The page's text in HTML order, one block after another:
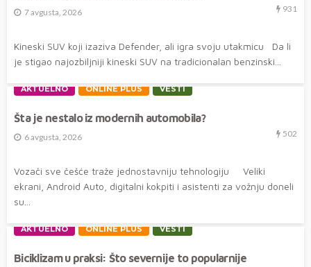
7 avgusta, 2026 931
Kineski SUV koji izaziva Defender, ali igra svoju utakmicu Da li
je stigao najozbiljniji kineski SUV na tradicionalan benzinski...
AKTUELNO ONLINE PLUS VESTI
Šta je nestalo iz modernih automobila?
6 avgusta, 2026 502
Vozači sve češće traže jednostavniju tehnologiju Veliki
ekrani, Android Auto, digitalni kokpiti i asistenti za vožnju doneli
su...
AKTUELNO ONLINE PLUS VESTI
Biciklizam u praksi: Što severnije to popularnije